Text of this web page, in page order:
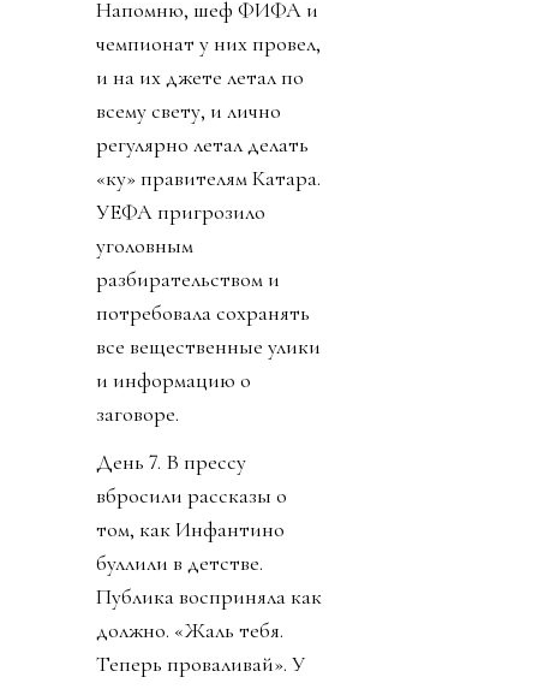
Напомню, шеф ФИФА и
чемпионат у них провел,
и на их джете летал по
всему свету, и лично
регулярно летал делать
«ку» правителям Катара.
УЕФА пригрозило
уголовным
разбирательством и
потребовала сохранять
все вещественные улики
и информацию о
заговоре.
День 7. В прессу
вбросили рассказы о
том, как Инфантино
буллили в детстве.
Публика восприняла как
должно. «Жаль тебя.
Теперь проваливай». У